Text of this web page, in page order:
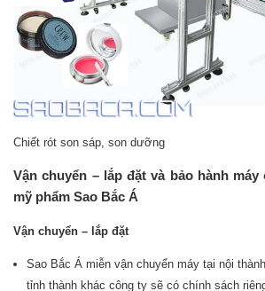
Chiết rót son sáp, son dưỡng
Vận chuyển – lắp đặt và bảo hành
mỹ phẩm Sao Bắc Á
Vận chuyển – lắp đặt
Sao Bắc Á miễn vận chuyển máy tại nội
tỉnh thành khác công ty sẽ có chính sách